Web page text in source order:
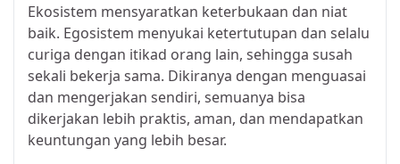
Ekosistem mensyaratkan keterbukaan dan niat
baik. Egosistem menyukai ketertutupan dan selalu
curiga dengan itikad orang lain, sehingga susah
sekali bekerja sama. Dikiranya dengan menguasai
dan mengerjakan sendiri, semuanya bisa
dikerjakan lebih praktis, aman, dan mendapatkan
keuntungan yang lebih besar.